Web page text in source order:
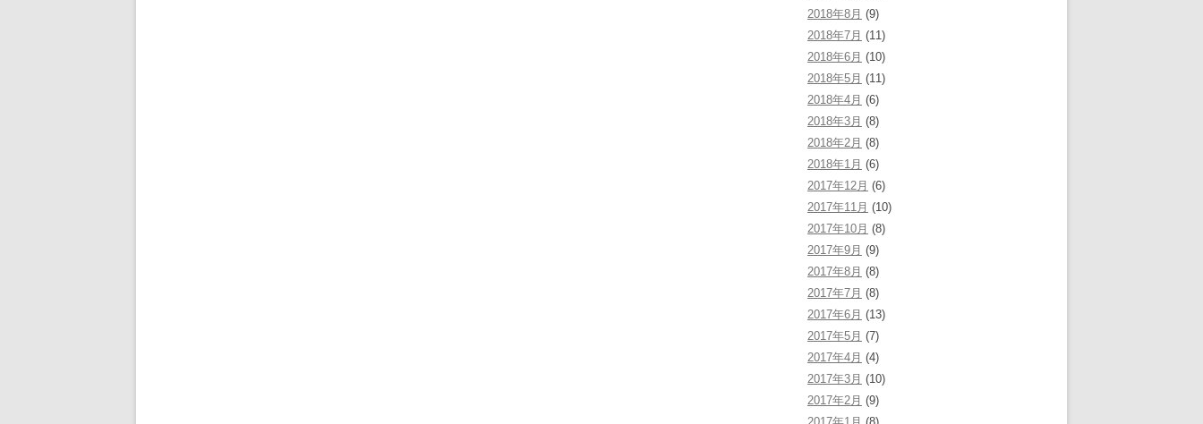
2018年8月 (9)
2018年7月 (11)
2018年6月 (10)
2018年5月 (11)
2018年4月 (6)
2018年3月 (8)
2018年2月 (8)
2018年1月 (6)
2017年12月 (6)
2017年11月 (10)
2017年10月 (8)
2017年9月 (9)
2017年8月 (8)
2017年7月 (8)
2017年6月 (13)
2017年5月 (7)
2017年4月 (4)
2017年3月 (10)
2017年2月 (9)